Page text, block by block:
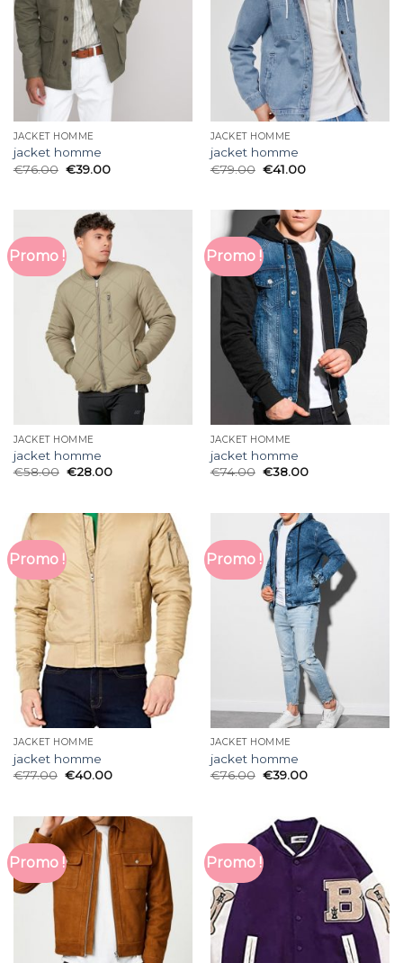
JACKET HOMME
jacket homme
€76.00 €39.00
JACKET HOMME
jacket homme
€79.00 €41.00
Promo !
JACKET HOMME
jacket homme
€58.00 €28.00
Promo !
JACKET HOMME
jacket homme
€74.00 €38.00
Promo !
JACKET HOMME
jacket homme
€77.00 €40.00
Promo !
JACKET HOMME
jacket homme
€76.00 €39.00
Promo ! Promo !